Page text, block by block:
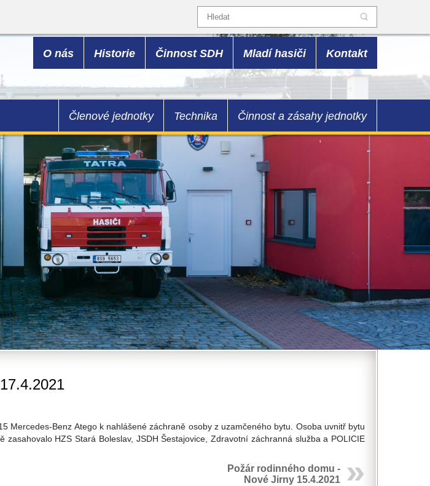
O nás Historie Činnost SDH Mladí hasiči Kontakt
Členové jednotky Technika Činnost a zásahy jednotky
Benz Atego k nahlášené záchraně osoby z uzamčeného bytu. Osoba uvnitř bytu
HZS Stará Boleslav, JSDH Šestajovice, Zdravotní záchranná služba a POLICIE
Požár rodinného domu -
Nové Jirny 15.4.2021